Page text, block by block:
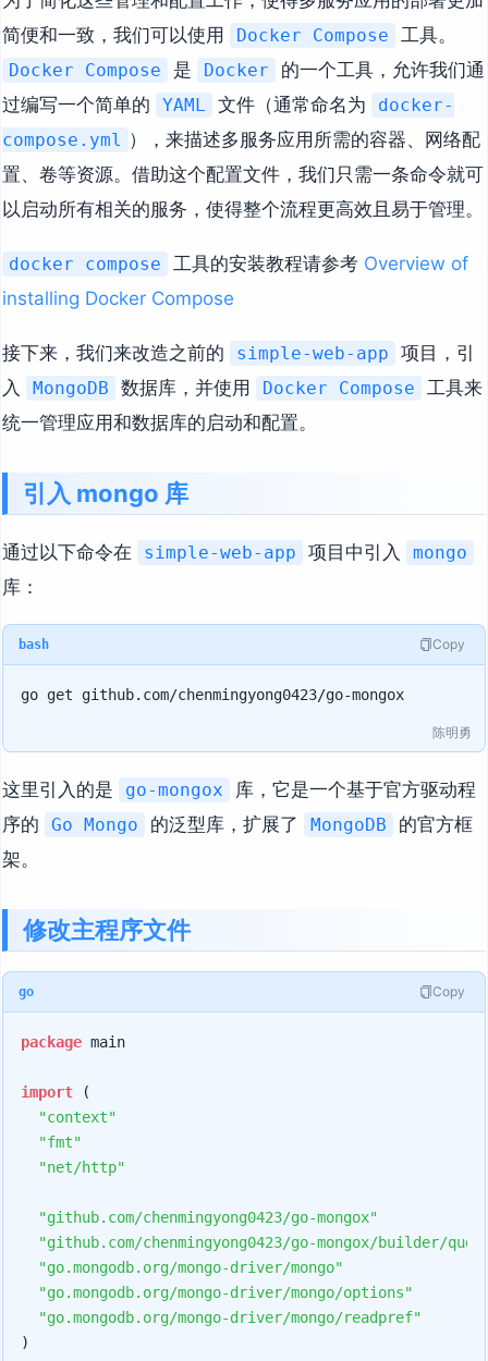
简便和一致，我们可以使用
Docker Compose 工具。
Docker Compose 是 Docker
的一个工具，允许我们通
过编写一个简单的
YAML 文件（通常命名为
docker-
compose.yml
），来描述多服务应用所需的容器、网络配
置、卷等资源。借助这个配置文件，我们只需一条命令就可
以启动所有相关的服务，使得整个流程更高效且易于管理。
docker compose 工具的安装教程请参考 Overview of
installing Docker Compose
接下来，我们来改造之前的 simple-web-app
项目，引
入
MongoDB 数据库，并使用 Docker Compose
工具来
统一管理应用和数据库的启动和配置。
引入 mongo 库
通过以下命令在 simple-web-app 项目中引入 mongo
库：
bash Copy
陈明勇
这里引入的是 go-mongox
库，它是一个基于官方驱动程
序的
Go Mongo 的泛型库，扩展了 MongoDB
的官方框
架。
修改主程序文件
go Copy
package main
import (
"context"
"fmt"
"net/http"
"github.com/chenmingyong0423/go-mongox"
"github.com/chenmingyong0423/go-mongox/builder/
"go.mongodb.org/mongo-driver/mongo"
"go.mongodb.org/mongo-driver/mongo/options"
"go.mongodb.org/mongo-driver/mongo/readpref"
)